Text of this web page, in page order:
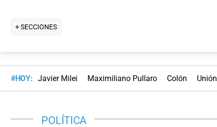
+ SECCIONES
#HOY: Javier Milei Maximiliano Pullaro Colón Unión
POLÍTICA